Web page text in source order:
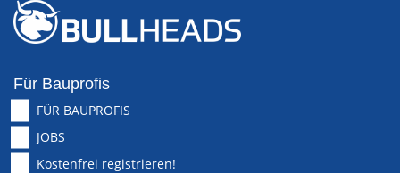
Für Bauprofis
FÜR BAUPROFIS
JOBS
Kostenfrei registrieren!